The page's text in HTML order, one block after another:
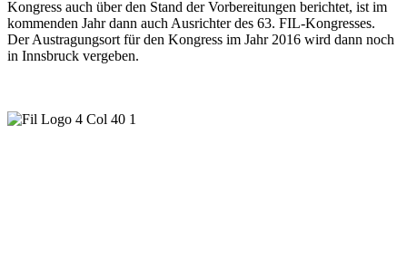
Kongress auch über den Stand der Vorbereitungen berichtet, ist im
kommenden Jahr dann auch Ausrichter des 63. FIL-Kongresses.
Der Austragungsort für den Kongress im Jahr 2016 wird dann noch
in Innsbruck vergeben.